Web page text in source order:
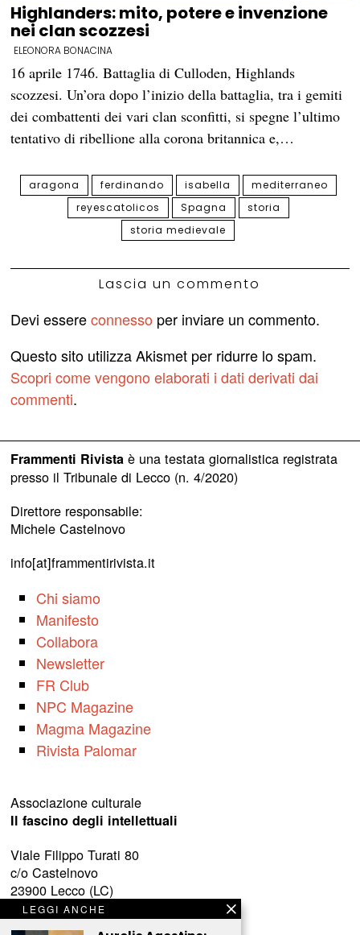
Highlanders: mito, potere e invenzione
nei clan scozzesi
ELEONORA BONACINA
16 aprile 1746. Battaglia di Culloden, Highlands
scozzesi. Un’ora dopo l’inizio della battaglia, tra i gemiti
dei combattenti dei vari clan sconfitti, si spegne l’ultimo
tentativo di ribellione alla corona britannica e,…
aragona ferdinando isabella
mediterraneo
reyescatolicos
Spagna
storia
storia medievale
Lascia un commento
Devi essereconnesso per inviare un commento.
Questo sito utilizza Akismet per ridurre lo spam.
Scopri come vengono elaborati i dati derivati dai
commenti.
Frammenti Rivistaè una testata giornalistica registrata
presso il Tribunale di Lecco (n. 4/2020)
Direttore responsabile:
Michele Castelnovo
info[at]frammentirivista.it
Chi siamo
Manifesto
Collabora
Newsletter
FR Club
NPC Magazine
Magma Magazine
Rivista Palomar
Associazione culturale
Il fascino degli intellettuali
Viale Filippo Turati 80
c/o Castelnovo
23900 Lecco (LC)
www.fascinointellettuali.it
LEGGI ANCHE